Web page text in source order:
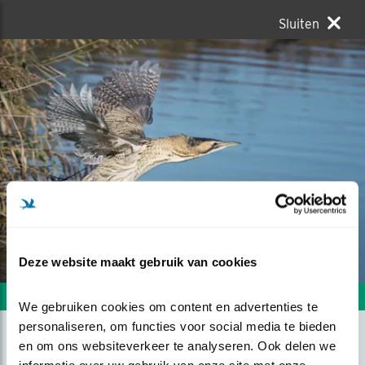
Deze website maakt gebruik van cookies
We gebruiken cookies om content en advertenties te
personaliseren, om functies voor social media te bieden
en om ons websiteverkeer te analyseren. Ook delen we
Sluiten